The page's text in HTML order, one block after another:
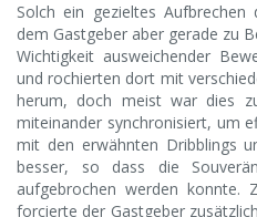
Solch ein gezieltes
dem Gastgeber aber gerade zu
Wichtigkeit ausweichender
und rochierten dort mit
herum, doch meist war dies
miteinander synchronisiert, um
mit den erwähnten Dribblings
besser, so dass die
aufgebrochen werden konnte.
forcierte der Gastgeber